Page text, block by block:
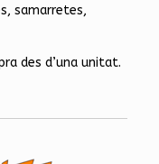
samarretes,
des d’una unitat.